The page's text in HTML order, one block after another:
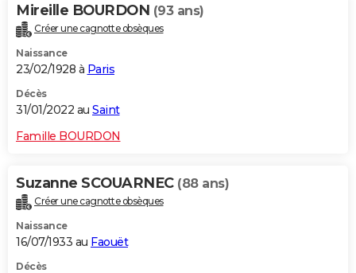
Mireille BOURDON (93 ans)
Créer une cagnotte obsèques
Naissance
23/02/1928 à Paris
Décès
31/01/2022 au Saint
Famille BOURDON
Suzanne SCOUARNEC (88 ans)
Créer une cagnotte obsèques
Naissance
16/07/1933 au Faouët
Décès